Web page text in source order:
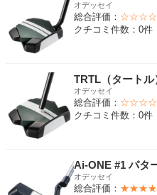
オデッセイ
総合評価：
クチコミ件数：0件
TRTL（タート
オデッセイ
総合評価：
クチコミ件数：0件
Ai-ONE #1 パタ
オデッセイ
総合評価：